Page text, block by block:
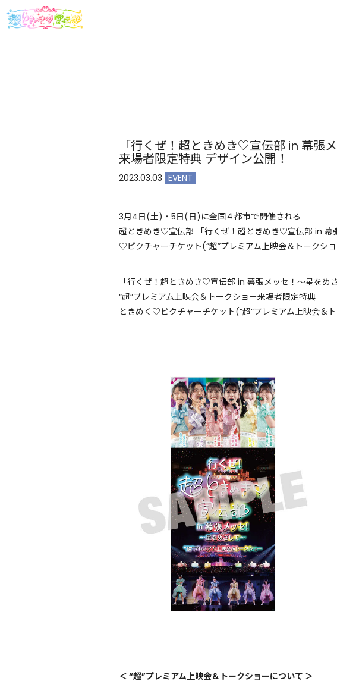
「行くぜ！超ときめき♡宣伝部 in 幕張
来場者限定特典 デザイン公開！
2023.03.03 EVENT
3月4日(土)・5日(日)に全国４都市で開催される
超ときめき♡宣伝部 「行くぜ！超ときめき♡宣伝部 in 幕
♡ピクチャーチケット(”超”プレミアム上映会＆トークシ
「行くぜ！超ときめき♡宣伝部 in 幕張メッセ！〜星をめざ
“超”プレミアム上映会＆トークショー来場者限定特典
ときめく♡ピクチャーチケット(”超”プレミアム上映会＆
＜ “超”プレミアム上映会＆トークショーについて ＞